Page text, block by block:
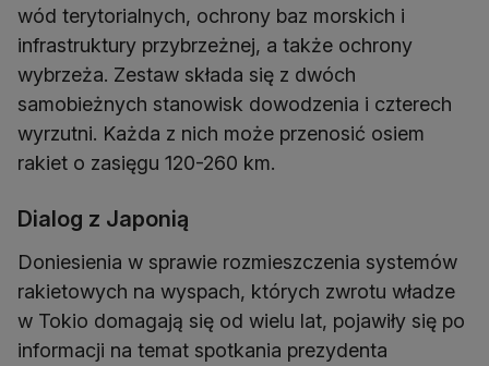
wód terytorialnych, ochrony baz morskich i
infrastruktury przybrzeżnej, a także ochrony
wybrzeża. Zestaw składa się z dwóch
samobieżnych stanowisk dowodzenia i czterech
wyrzutni. Każda z nich może przenosić osiem
rakiet o zasięgu 120-260 km.
Dialog z Japonią
Doniesienia w sprawie rozmieszczenia systemów
rakietowych na wyspach, których zwrotu władze
w Tokio domagają się od wielu lat, pojawiły się po
informacji na temat spotkania prezydenta